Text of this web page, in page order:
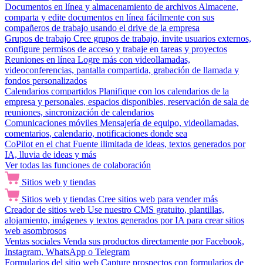
Documentos en línea y almacenamiento de archivos Almacene,
comparta y edite documentos en línea fácilmente con sus
compañeros de trabajo usando el drive de la empresa
Grupos de trabajo Cree grupos de trabajo, invite usuarios externos,
configure permisos de acceso y trabaje en tareas y proyectos
Reuniones en línea Logre más con videollamadas,
videoconferencias, pantalla compartida, grabación de llamada y
fondos personalizados
Calendarios compartidos Planifique con los calendarios de la
empresa y personales, espacios disponibles, reservación de sala de
reuniones, sincronización de calendarios
Comunicaciones móviles Mensajería de equipo, videollamadas,
comentarios, calendario, notificaciones donde sea
CoPilot en el chat Fuente ilimitada de ideas, textos generados por
IA, lluvia de ideas y más
Ver todas las funciones de colaboración
Sitios web y tiendas
Sitios web y tiendas Cree sitios web para vender más
Creador de sitios web Use nuestro CMS gratuito, plantillas,
alojamiento, imágenes y textos generados por IA para crear sitios
web asombrosos
Ventas sociales Venda sus productos directamente por Facebook,
Instagram, WhatsApp o Telegram
Formularios del sitio web Capture prospectos con formularios de